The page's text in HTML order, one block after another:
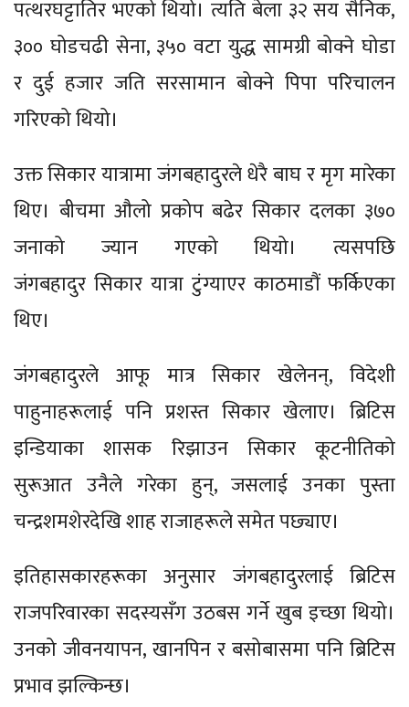
पत्थरघट्टातिर भएको थियो। त्यति बेला ३२ सय सैनिक,
३०० घोडचढी सेना, ३५० वटा युद्ध सामग्री बोक्ने घोडा
र दुई हजार जति सरसामान बोक्ने पिपा परिचालन
गरिएको थियो।
उक्त सिकार यात्रामा जंगबहादुरले धेरै बाघ र मृग मारेका
थिए। बीचमा औलो प्रकोप बढेर सिकार दलका ३७०
जनाको ज्यान गएको थियो। त्यसपछि
जंगबहादुर सिकार यात्रा टुंग्याएर काठमाडौं फर्किएका
थिए।
जंगबहादुरले आफू मात्र सिकार खेलेनन्, विदेशी
पाहुनाहरूलाई पनि प्रशस्त सिकार खेलाए। ब्रिटिस
इन्डियाका शासक रिझाउन सिकार कूटनीतिको
सुरूआत उनैले गरेका हुन्, जसलाई उनका पुस्ता
चन्द्रशमशेरदेखि शाह राजाहरूले समेत पछ्याए।
इतिहासकारहरूका अनुसार जंगबहादुरलाई ब्रिटिस
राजपरिवारका सदस्यसँग उठबस गर्ने खुब इच्छा थियो।
उनको जीवनयापन, खानपिन र बसोबासमा पनि ब्रिटिस
प्रभाव झल्किन्छ।